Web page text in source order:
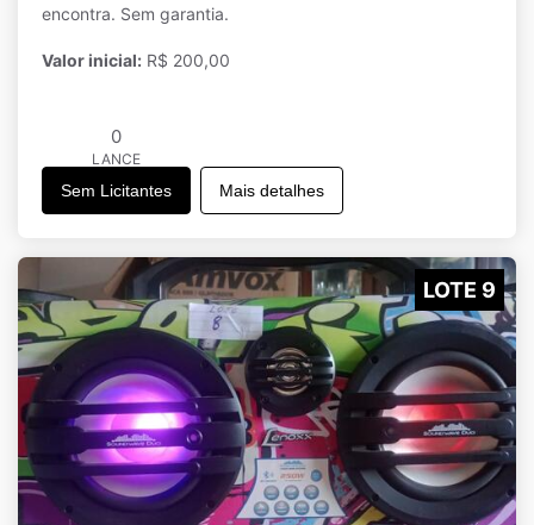
encontra. Sem garantia.
Valor inicial: R$ 200,00
0
LANCE
Sem Licitantes Mais detalhes
LOTE 9